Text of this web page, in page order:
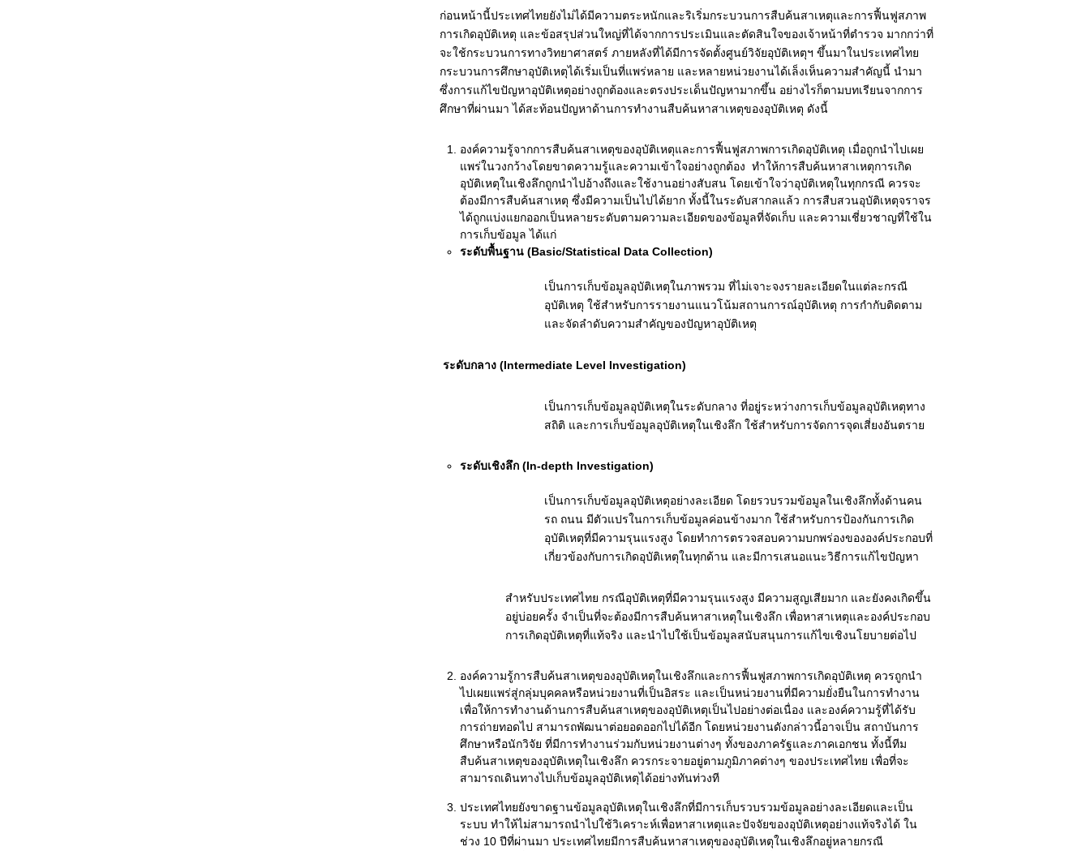
ก่อนหน้านี้ประเทศไทยยังไม่ได้มีความตระหนักและริเริ่มกระบวนการสืบค้นสาเหตุและการฟื้นฟูสภาพ
การเกิดอุบัติเหตุ และข้อสรุปส่วนใหญ่ที่ได้จากการประเมินและตัดสินใจของเจ้าหน้าที่ตำรวจ มากกว่าที่
จะใช้กระบวนการทางวิทยาศาสตร์ ภายหลังที่ได้มีการจัดตั้งศูนย์วิจัยอุบัติเหตุฯ ขึ้นมาในประเทศไทย
กระบวนการศึกษาอุบัติเหตุได้เริ่มเป็นที่แพร่หลาย และหลายหน่วยงานได้เล็งเห็นความสำคัญนี้ นำมา
ซึ่งการแก้ไขปัญหาอุบัติเหตุอย่างถูกต้องและตรงประเด็นปัญหามากขึ้น อย่างไรก็ตามบทเรียนจากการ
ศึกษาที่ผ่านมา ได้สะท้อนปัญหาด้านการทำงานสืบค้นหาสาเหตุของอุบัติเหตุ ดังนี้
องค์ความรู้จากการสืบค้นสาเหตุของอุบัติเหตุและการฟื้นฟูสภาพการเกิดอุบัติเหตุ เมื่อถูกนำไปเผย
แพร่ในวงกว้างโดยขาดความรู้และความเข้าใจอย่างถูกต้อง ทำให้การสืบค้นหาสาเหตุการเกิด
อุบัติเหตุในเชิงลึกถูกนำไปอ้างถึงและใช้งานอย่างสับสน โดยเข้าใจว่าอุบัติเหตุในทุกกรณี ควรจะ
ต้องมีการสืบค้นสาเหตุ ซึ่งมีความเป็นไปได้ยาก ทั้งนี้ในระดับสากลแล้ว การสืบสวนอุบัติเหตุจราจร
ได้ถูกแบ่งแยกออกเป็นหลายระดับตามความละเอียดของข้อมูลที่จัดเก็บ และความเชี่ยวชาญที่ใช้ใน
การเก็บข้อมูล ได้แก่
ระดับพื้นฐาน (Basic/Statistical Data Collection)
เป็นการเก็บข้อมูลอุบัติเหตุในภาพรวม ที่ไม่เจาะจงรายละเอียดในแต่ละกรณี
อุบัติเหตุ ใช้สำหรับการรายงานแนวโน้มสถานการณ์อุบัติเหตุ การกำกับติดตาม
และจัดลำดับความสำคัญของปัญหาอุบัติเหตุ
ระดับกลาง (Intermediate Level Investigation)
เป็นการเก็บข้อมูลอุบัติเหตุในระดับกลาง ที่อยู่ระหว่างการเก็บข้อมูลอุบัติเหตุทาง
สถิติ และการเก็บข้อมูลอุบัติเหตุในเชิงลึก ใช้สำหรับการจัดการจุดเสี่ยงอันตราย
ระดับเชิงลึก (In-depth Investigation)
เป็นการเก็บข้อมูลอุบัติเหตุอย่างละเอียด โดยรวบรวมข้อมูลในเชิงลึกทั้งด้านคน
รถ ถนน มีตัวแปรในการเก็บข้อมูลค่อนข้างมาก ใช้สำหรับการป้องกันการเกิด
อุบัติเหตุที่มีความรุนแรงสูง โดยทำการตรวจสอบความบกพร่องขององค์ประกอบที่
เกี่ยวข้องกับการเกิดอุบัติเหตุในทุกด้าน และมีการเสนอแนะวิธีการแก้ไขปัญหา
สำหรับประเทศไทย กรณีอุบัติเหตุที่มีความรุนแรงสูง มีความสูญเสียมาก และยังคงเกิดขึ้น
อยู่บ่อยครั้ง จำเป็นที่จะต้องมีการสืบค้นหาสาเหตุในเชิงลึก เพื่อหาสาเหตุและองค์ประกอบ
การเกิดอุบัติเหตุที่แท้จริง และนำไปใช้เป็นข้อมูลสนับสนุนการแก้ไขเชิงนโยบายต่อไป
องค์ความรู้การสืบค้นสาเหตุของอุบัติเหตุในเชิงลึกและการฟื้นฟูสภาพการเกิดอุบัติเหตุ ควรถูกนำ
ไปเผยแพร่สู่กลุ่มบุคคลหรือหน่วยงานที่เป็นอิสระ และเป็นหน่วยงานที่มีความยั่งยืนในการทำงาน
เพื่อให้การทำงานด้านการสืบค้นสาเหตุของอุบัติเหตุเป็นไปอย่างต่อเนื่อง และองค์ความรู้ที่ได้รับ
การถ่ายทอดไป สามารถพัฒนาต่อยอดออกไปได้อีก โดยหน่วยงานดังกล่าวนี้อาจเป็น สถาบันการ
ศึกษาหรือนักวิจัย ที่มีการทำงานร่วมกับหน่วยงานต่างๆ ทั้งของภาครัฐและภาคเอกชน ทั้งนี้ทีม
สืบค้นสาเหตุของอุบัติเหตุในเชิงลึก ควรกระจายอยู่ตามภูมิภาคต่างๆ ของประเทศไทย เพื่อที่จะ
สามารถเดินทางไปเก็บข้อมูลอุบัติเหตุได้อย่างทันท่วงที
ประเทศไทยยังขาดฐานข้อมูลอุบัติเหตุในเชิงลึกที่มีการเก็บรวบรวมข้อมูลอย่างละเอียดและเป็น
ระบบ ทำให้ไม่สามารถนำไปใช้วิเคราะห์เพื่อหาสาเหตุและปัจจัยของอุบัติเหตุอย่างแท้จริงได้ ใน
ช่วง 10 ปีที่ผ่านมา ประเทศไทยมีการสืบค้นหาสาเหตุของอุบัติเหตุในเชิงลึกอยู่หลายกรณี